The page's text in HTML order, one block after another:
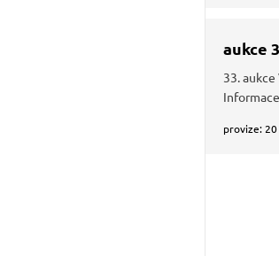
aukce
33.
provize: 20